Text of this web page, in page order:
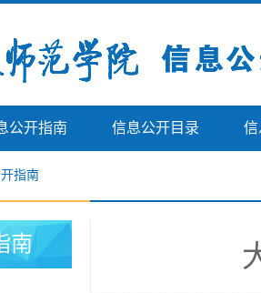
公开指南 信息公开目录
指南
南